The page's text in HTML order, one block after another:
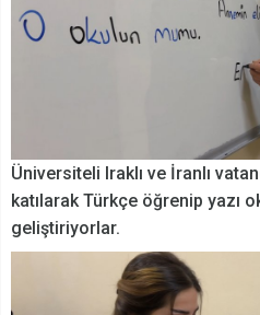
Üniversiteli Iraklı ve İranlı
katılarak Türkçe öğrenip yazı
geliştiriyorlar.